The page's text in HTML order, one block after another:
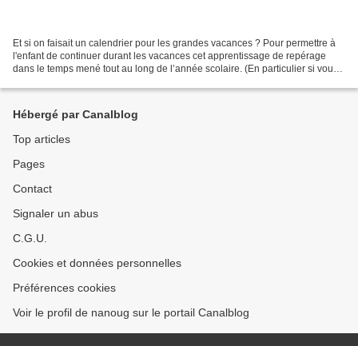
Et si on faisait un calendrier pour les grandes vacances ? Pour permettre à
l'enfant de continuer durant les vacances cet apprentissage de repérage
dans le temps mené tout au long de l’année scolaire. (En particulier si vous
Hébergé par Canalblog
Top articles
Pages
Contact
Signaler un abus
C.G.U.
Cookies et données personnelles
Préférences cookies
Voir le profil de nanoug sur le portail Canalblog